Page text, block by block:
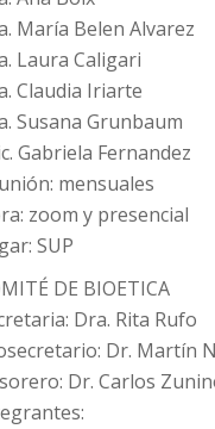
María Belen Alvarez
Laura Caligari
Claudia Iriarte
Susana Grunbaum
Gabriela Fernandez
mensuales
zoom y presencial
SUP
DE BIOETICA
Dra. Rita Rufo
Dr. Martín
Dr. Carlos